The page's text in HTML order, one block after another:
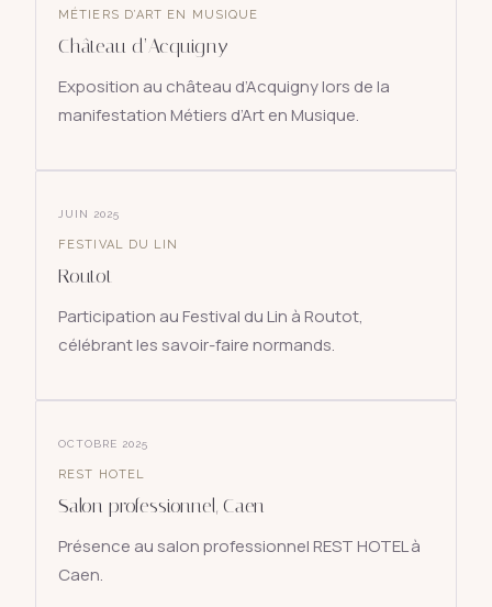
MÉTIERS D’ART EN MUSIQUE
Château d’Acquigny
Exposition au château d’Acquigny lors de la
manifestation Métiers d’Art en Musique.
JUIN 2025
FESTIVAL DU LIN
Routot
Participation au Festival du Lin à Routot,
célébrant les savoir-faire normands.
OCTOBRE 2025
REST HOTEL
Salon professionnel, Caen
Présence au salon professionnel REST HOTEL à
Caen.